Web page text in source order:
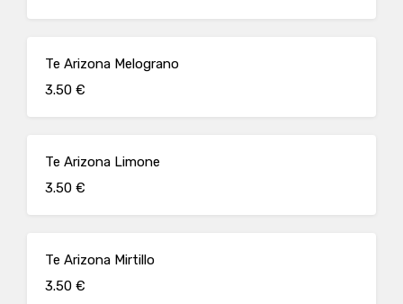
Te Arizona Melograno
3.50 €
Te Arizona Limone
3.50 €
Te Arizona Mirtillo
3.50 €